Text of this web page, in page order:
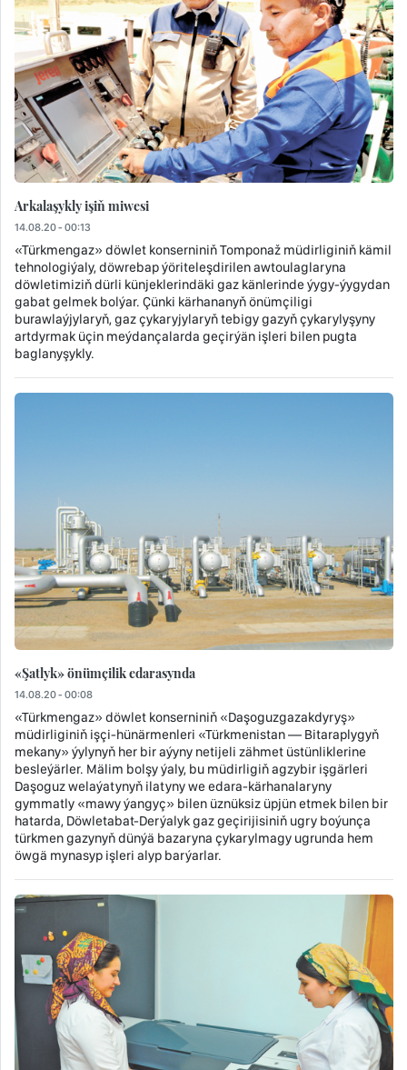
Arkalaşykly işiň miwesi
14.08.20 - 00:13
«Türkmengaz» döwlet konserniniň Tomponaž müdirliginiň kämil
tehnologiýaly, döwrebap ýöriteleşdirilen awtoulaglaryna
döwletimiziň dürli künjeklerindäki gaz känlerinde ýygy-ýygydan
gabat gelmek bolýar. Çünki kärhananyň önümçiligi
burawlaýjylaryň, gaz çykaryjylaryň tebigy gazyň çykarylyşyny
artdyrmak üçin meýdançalarda geçirýän işleri bilen pugta
baglanyşykly.
«Şatlyk» önümçilik edarasynda
14.08.20 - 00:08
«Türkmengaz» döwlet konserniniň «Daşoguzgazakdyryş»
müdirliginiň işçi-hünärmenleri «Türkmenistan — Bitaraplygyň
mekany» ýylynyň her bir aýyny netijeli zähmet üstünliklerine
besleýärler. Mälim bolşy ýaly, bu müdirligiň agzybir işgärleri
Daşoguz welaýatynyň ilatyny we edara-kärhanalaryny
gymmatly «mawy ýangyç» bilen üznüksiz üpjün etmek bilen bir
hatarda, Döwletabat-Derýalyk gaz geçirijisiniň ugry boýunça
türkmen gazynyň dünýä bazaryna çykarylmagy ugrunda hem
öwgä mynasyp işleri alyp barýarlar.